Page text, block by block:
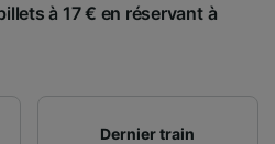
à 17 € en réservant à
Dernier train